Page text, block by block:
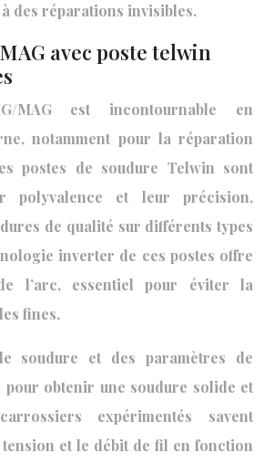
des réparations invisibles.
avec poste telwin
MAG est incontournable en
notamment pour la réparation
postes de soudure Telwin sont
polyvalence et leur précision,
de qualité sur différents types
inverter de ces postes offre
l’arc, essentiel pour éviter la
fines.
soudure et des paramètres de
obtenir une soudure solide et
expérimentés savent
et le débit de fil en fonction